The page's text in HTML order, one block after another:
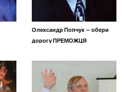
Олександр Попчук — обери
дорогу ПРЕМОЖЦЯ